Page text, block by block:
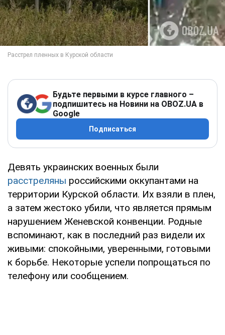
Будьте первыми в курсе главного –
подпишитесь на Новини на OBOZ.UA в
Google
Подписаться
Девять украинских военных были
расстреляны российскими оккупантами на
территории Курской области. Их взяли в плен,
а затем жестоко убили, что является прямым
нарушением Женевской конвенции. Родные
вспоминают, как в последний раз видели их
живыми: спокойными, уверенными, готовыми
к борьбе. Некоторые успели попрощаться по
телефону или сообщением.